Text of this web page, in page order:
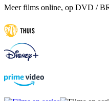
Meer films online, op DVD /